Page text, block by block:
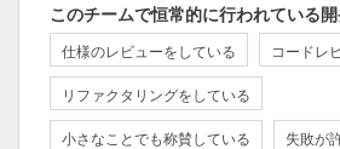
このチームで恒常的に行われている
仕様のレビューをしている コードレ
リファクタリングをしている
小さなことでも称賛している 失敗が